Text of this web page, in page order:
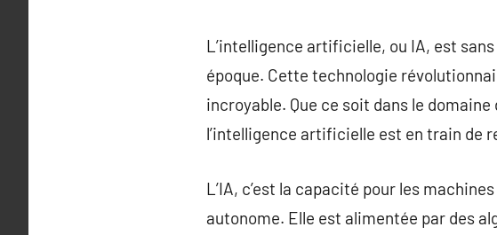
L’intelligence artificielle, ou IA, est
époque. Cette technologie
incroyable. Que ce soit dans le
l’intelligence artificielle est en train de
L’IA, c’est la capacité pour les
autonome. Elle est alimentée par des